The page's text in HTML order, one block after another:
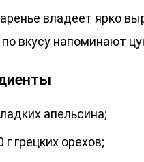
владеет ярко
вкусу напоминают
апельсина;
г грецких орехов;